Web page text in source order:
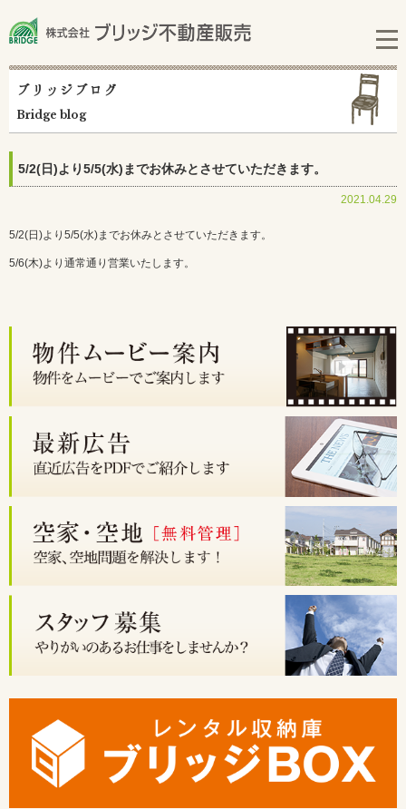
ブリッジブログ
Bridge blog
5/2(日)より5/5(水)までお休みとさせていただきます。
2021.04.29
5/2(日)より5/5(水)までお休みとさせていただきます。
5/6(木)より通常通り営業いたします。